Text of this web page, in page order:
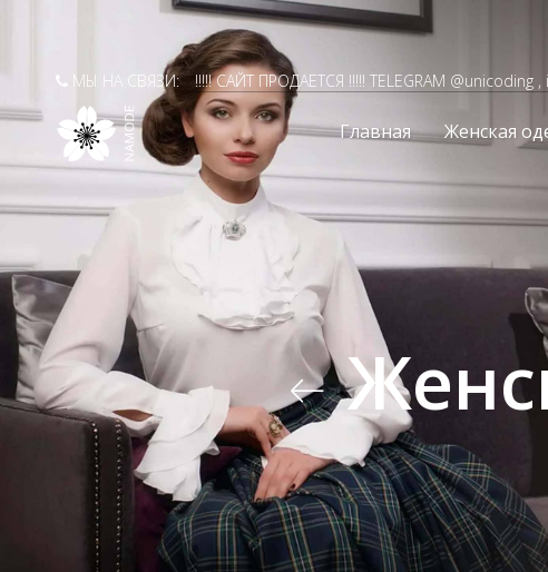
МЫ НА СВЯЗИ: !!!!! САЙТ ПРОДАЕТСЯ !!!!! TELEGRAM @unicoding
Главная Женская